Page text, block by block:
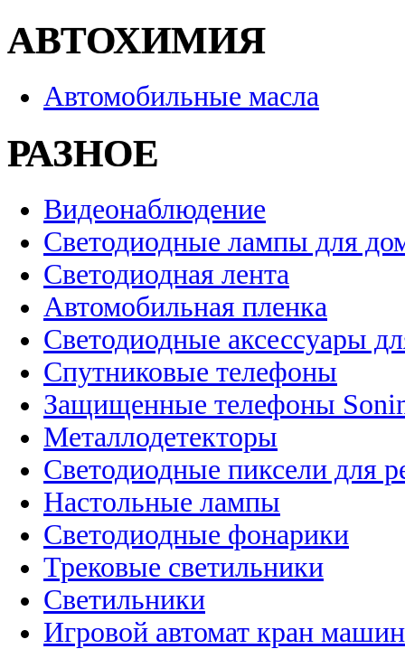
АВТОХИМИЯ
Автомобильные масла
РАЗНОЕ
Видеонаблюдение
Светодиодные лампы для
Светодиодная лента
Автомобильная пленка
Светодиодные аксессуары
Спутниковые телефоны
Защищенные телефоны
Металлодетекторы
Светодиодные пиксели для
Настольные лампы
Светодиодные фонарики
Трековые светильники
Светильники
Игровой автомат кран